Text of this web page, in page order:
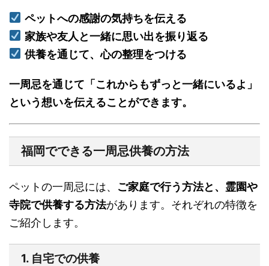
ペットへの感謝の気持ちを伝える
家族や友人と一緒に思い出を振り返る
供養を通じて、心の整理をつける
一周忌を通じて「これからもずっと一緒にいるよ」
という想いを伝えることができます。
福岡でできる一周忌供養の方法
ペットの一周忌には、 ご家庭で行う方法と、霊園や
寺院で供養する方法があります。それぞれの特徴を
ご紹介します。
1. 自宅での供養